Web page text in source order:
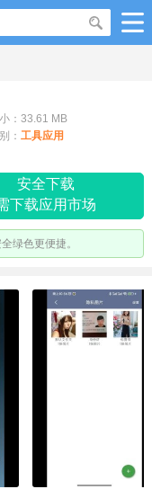
：33.61 MB
： 工具应用
安全下载
下载应用市场
绿色更便捷。